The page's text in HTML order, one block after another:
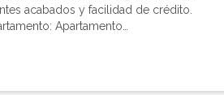
acabados y facilidad de crédito.
Apartamento…